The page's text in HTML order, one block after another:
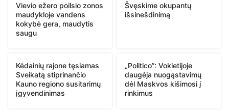
Vievio ežero poilsio zonos
maudykloje vandens
kokybė gera, maudytis
saugu
Švęskime okupantų
išsinešdinimą
Kėdainių rajone tęsiamas
Sveikatą stiprinančio
Kauno regiono susitarimų
įgyvendinimas
„Politico”: Vokietijoje
daugėja nuogąstavimų
dėl Maskvos kišimosi į
rinkimus